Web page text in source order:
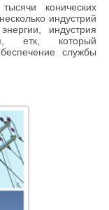
конических
индустрий
индустрия
етк, который
службы